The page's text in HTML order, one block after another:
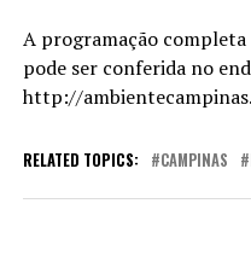
A programação completa
pode ser conferida no
http://
RELATED TOPICS: CAMPINAS